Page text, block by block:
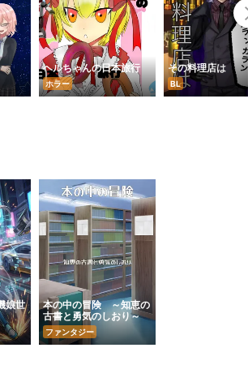
ヘルちゃんの日本旅行
ホラー
その料理店は
BL
娘世
本の中の冒険 ～知恵の
古書と勇気のしおり～
ファンタジー